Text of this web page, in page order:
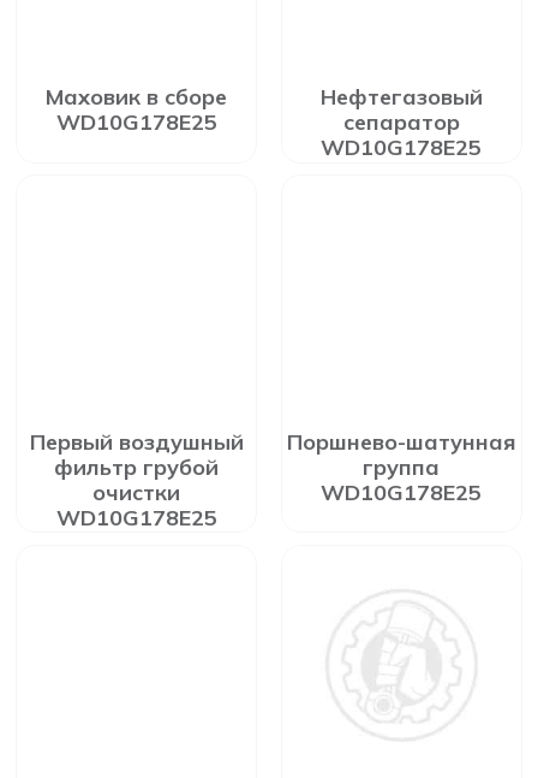
Маховик в сборе
WD10G178E25
Нефтегазовый
сепаратор
WD10G178E25
Первый воздушный
фильтр грубой
очистки
WD10G178E25
Поршнево-шатунная
группа
WD10G178E25